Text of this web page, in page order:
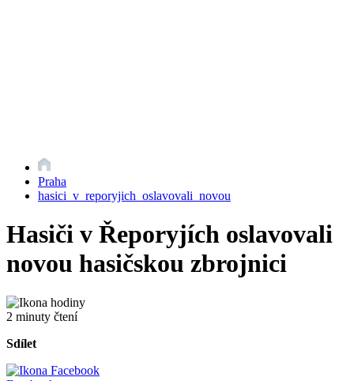
Praha
hasici_v_reporyjich_oslavovali_novou
Hasiči v Řeporyjích oslavovali
novou hasičskou zbrojnici
2 minuty čtení
Sdílet